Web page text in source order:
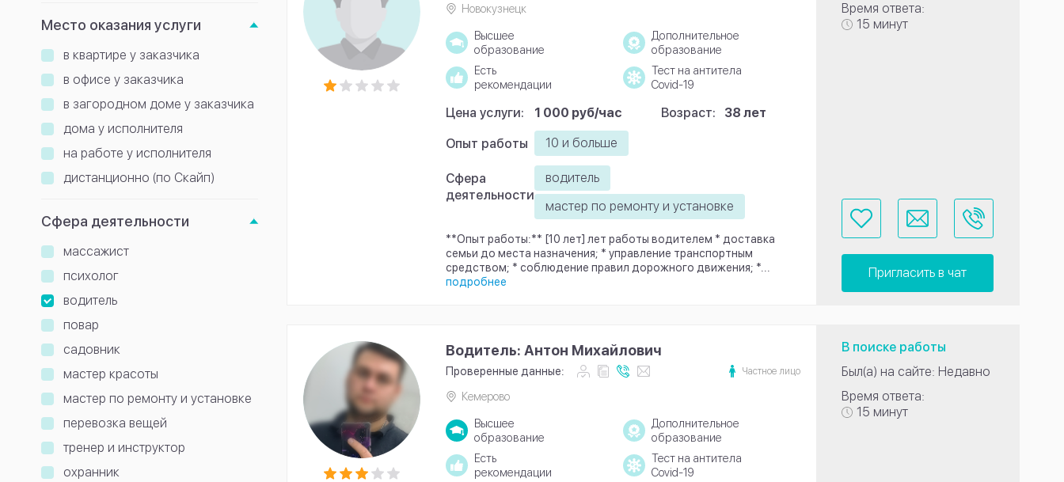
Место оказания услуги
в квартире у заказчика
в офисе у заказчика
в загородном доме у заказчика
дома у исполнителя
на работе у исполнителя
дистанционно (по Скайп)
Сфера деятельности
массажист
психолог
водитель
повар
садовник
мастер красоты
мастер по ремонту и установке
перевозка вещей
тренер и инструктор
охранник
Новокузнецк
Высшее
образование
Дополнительное
образование
Есть
рекомендации
Тест на антитела
Covid-19
Цена услуги: 1 000 руб/час Возраст: 38 лет
Опыт работы 10 и больше
Сфера
деятельности
водитель
мастер по ремонту и установке
**Опыт работы:** [10 лет] лет работы водителем * доставка
семьи до места назначения; * управление транспортным
средством; * соблюдение правил дорожного движения; *...
подробнее
Время ответа:
15 минут
Пригласить в чат
Водитель: Антон Михайлович
Проверенные данные: Частное лицо
Кемерово
Высшее
образование
Дополнительное
образование
Есть
рекомендации
Тест на антитела
Covid-19
В поиске работы
Был(а) на сайте: Недавно
Время ответа:
15 минут